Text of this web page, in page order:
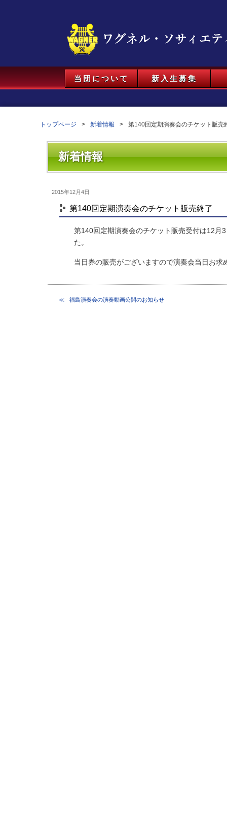
当団について 新入生募集
トップページ 新着情報 第140回定期演奏会のチケット販売
新着情報
2015年12月4日
第140回定期演奏会のチケット販売終了
第140回定期演奏会のチケット販売受付は12月
た。
当日券の販売がございますので演奏会当日お求
福島演奏会の演奏動画公開のお知らせ